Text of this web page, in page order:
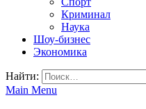
Криминал
Наука
Шоу-бизнес
Экономика
Найти:
Main Menu